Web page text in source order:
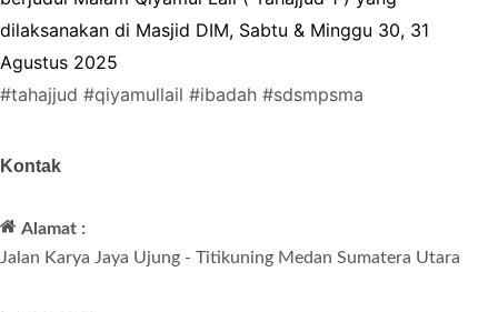
dilaksanakan di Masjid DIM, Sabtu & Minggu 30, 31
Agustus 2025
#tahajjud #qiyamullail #ibadah #sdsmpsma
Kontak
Alamat :
Jalan Karya Jaya Ujung - Titikuning Medan Sumatera Utara